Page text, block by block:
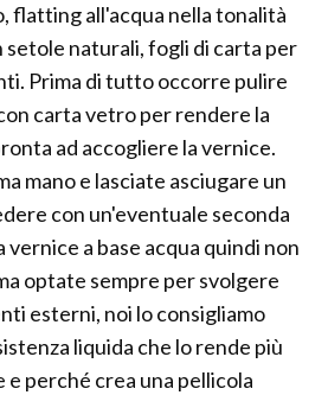
flatting all'acqua nella tonalità
naturali, fogli di carta per
Prima di tutto occorre pulire
carta vetro per rendere la
ad accogliere la vernice.
mano e lasciate asciugare un
con un'eventuale seconda
a base acqua quindi non
optate sempre per svolgere
esterni, noi lo consigliamo
liquida che lo rende più
e perché crea una pellicola